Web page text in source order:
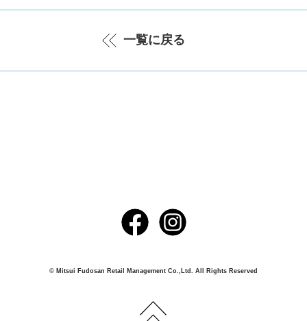
一覧に戻る
© Mitsui Fudosan Retail Management Co.,Ltd. All Rights Reserved